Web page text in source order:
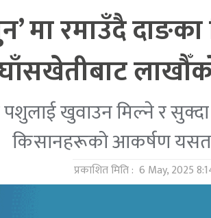
मा रमाउँदै
पशुलाई खुवाउन मिल्ने र
किसानहरूको आकर्षण
प्रकाशित मिति : 6 May, 2025